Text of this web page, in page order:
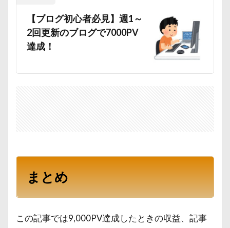
【ブログ初心者必見】週1～
2回更新のブログで7000PV
達成！
まとめ
この記事では9,000PV達成したときの収益、記事